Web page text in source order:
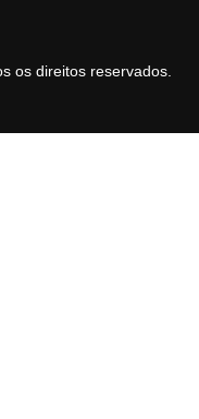
os direitos reservados.